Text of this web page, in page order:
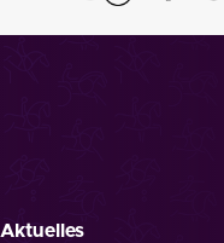
Aktuelles